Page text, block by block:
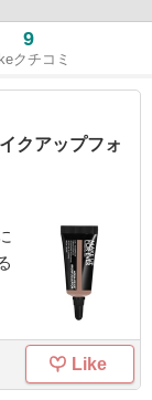
9
クチコミ
クアップフォ
Like